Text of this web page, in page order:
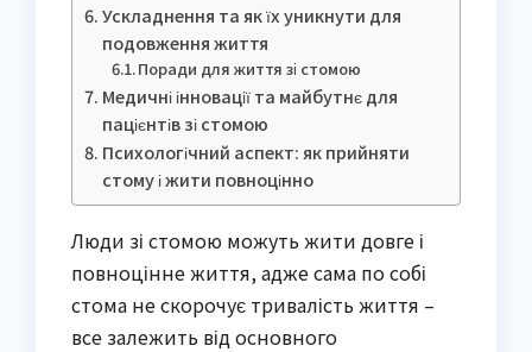
Ускладнення та як їх уникнути для
подовження життя
Поради для життя зі стомою
Медичні інновації та майбутнє для
пацієнтів зі стомою
Психологічний аспект: як прийняти
стому і жити повноцінно
Люди зі стомою можуть жити довге і
повноцінне життя, адже сама по собі
стома не скорочує тривалість життя –
все залежить від основного